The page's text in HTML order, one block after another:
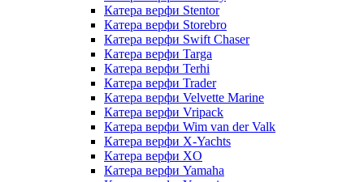
Катера верфи Stentor
Катера верфи Storebro
Катера верфи Swift Chaser
Катера верфи Targa
Катера верфи Terhi
Катера верфи Trader
Катера верфи Velvette Marine
Катера верфи Vripack
Катера верфи Wim van der Valk
Катера верфи X-Yachts
Катера верфи XO
Катера верфи Yamaha